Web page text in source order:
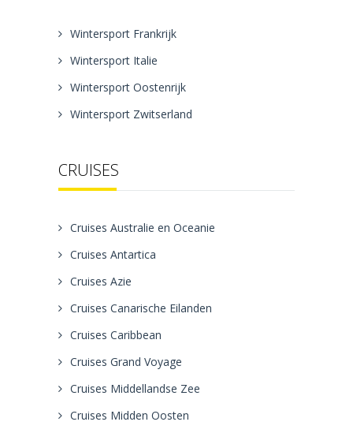
Wintersport Frankrijk
Wintersport Italie
Wintersport Oostenrijk
Wintersport Zwitserland
CRUISES
Cruises Australie en Oceanie
Cruises Antartica
Cruises Azie
Cruises Canarische Eilanden
Cruises Caribbean
Cruises Grand Voyage
Cruises Middellandse Zee
Cruises Midden Oosten